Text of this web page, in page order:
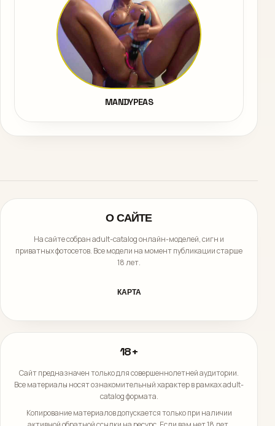
MANDYPEAS
О САЙТЕ
На сайте собран adult-catalog онлайн-моделей, сигн и
приватных фотосетов. Все модели на момент публикации старше
18 лет.
КАРТА
18+
Сайт предназначен только для совершеннолетней аудитории.
Все материалы носят ознакомительный характер в рамках adult-
catalog формата.
Копирование материалов допускается только при наличии